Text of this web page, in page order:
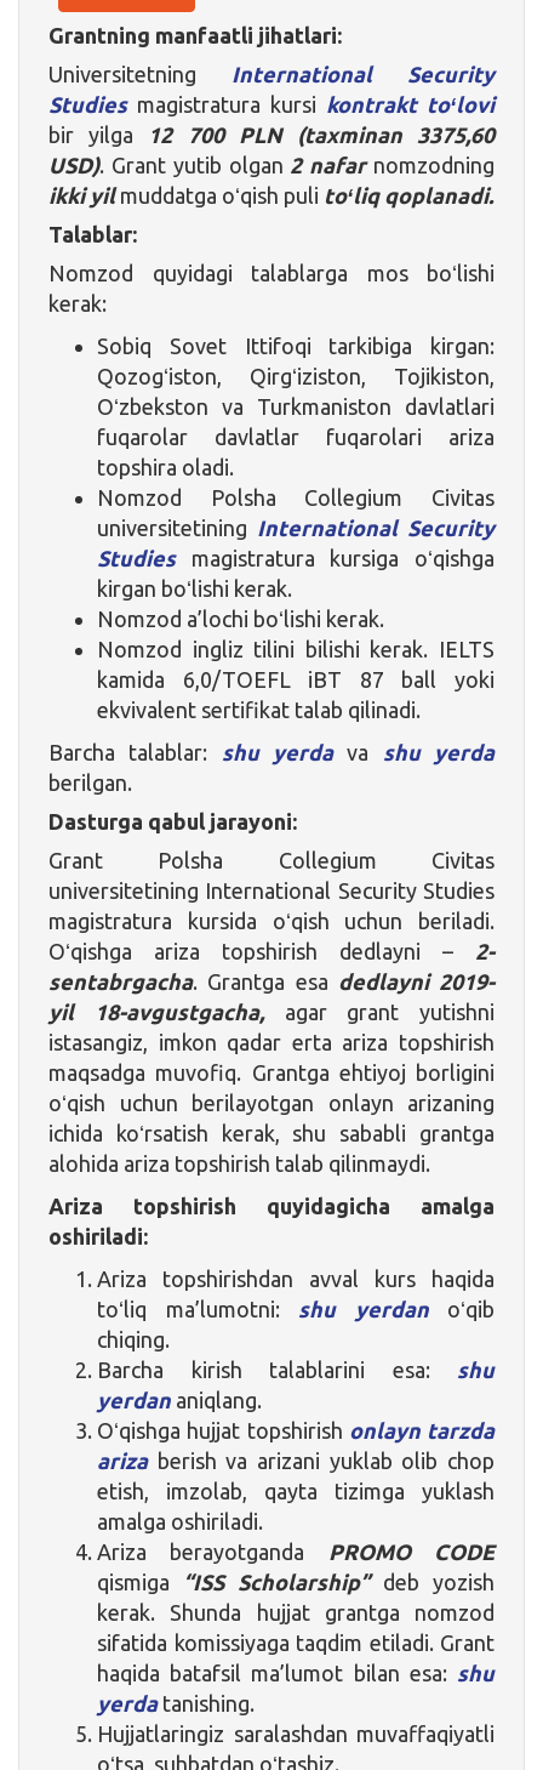
Grantning manfaatli jihatlari:
Universitetning International Security
Studiesmagistratura kursi kontrakt toʻlovi
bir yilga
12 700 PLN (taxminan 3375,60
USD). Grant yutib olgan 2 nafarnomzodning
ikki yilmuddatga oʻqish puli toʻliq qoplanadi.
Talablar:
Nomzod quyidagi talablarga mos boʻlishi
kerak:
Sobiq Sovet Ittifoqi tarkibiga kirgan:
Qozogʻiston, Qirgʻiziston, Tojikiston,
Oʻzbekston va Turkmaniston davlatlari
fuqarolar davlatlar fuqarolari ariza
topshira oladi.
Nomzod Polsha Collegium Civitas
universitetining International Security
Studiesmagistratura kursiga oʻqishga
kirgan boʻlishi kerak.
Nomzod a’lochi boʻlishi kerak.
Nomzod ingliz tilini bilishi kerak. IELTS
kamida 6,0/TOEFL iBT 87 ball yoki
ekvivalent sertifikat talab qilinadi.
Barcha talablar: shu yerdava shu yerda
berilgan.
Dasturga qabul jarayoni:
Grant Polsha Collegium Civitas
universitetining International Security Studies
magistratura kursida oʻqish uchun beriladi.
Oʻqishga ariza topshirish dedlayni – 2-
sentabrgacha. Grantga esa dedlayni 2019-
yil 18-avgustgacha, agar grant yutishni
istasangiz, imkon qadar erta ariza topshirish
maqsadga muvofiq. Grantga ehtiyoj borligini
oʻqish uchun berilayotgan onlayn arizaning
ichida koʻrsatish kerak, shu sababli grantga
alohida ariza topshirish talab qilinmaydi.
Ariza topshirish quyidagicha amalga
oshiriladi:
Ariza topshirishdan avval kurs haqida
toʻliq ma’lumotni: shu yerdanoʻqib
chiqing.
Barcha kirish talablarini esa: shu
yerdan aniqlang.
Oʻqishga hujjat topshirish onlayn tarzda
arizaberish va arizani yuklab olib chop
etish, imzolab, qayta tizimga yuklash
amalga oshiriladi.
Ariza berayotganda
PROMO CODE
qismiga
“ISS Scholarship”deb yozish
kerak. Shunda hujjat grantga nomzod
sifatida komissiyaga taqdim etiladi. Grant
haqida batafsil ma’lumot bilan esa: shu
yerda tanishing.
Hujjatlaringiz saralashdan muvaffaqiyatli
oʻtsa, suhbatdan oʻtashiz.